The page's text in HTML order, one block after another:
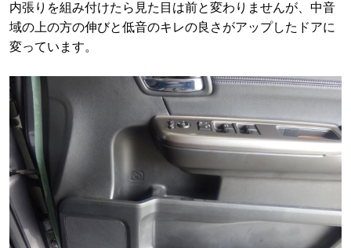
内張りを組み付けたら見た目は前と変わりませんが、中音
域の上の方の伸びと低音のキレの良さがアップしたドアに
変っています。